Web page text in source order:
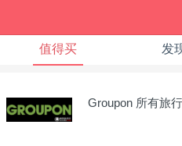
值得买 发
Groupon 所有旅